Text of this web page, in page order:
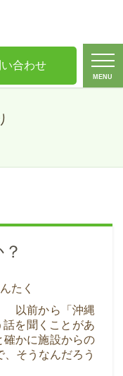
MENU
合わせ
たく
以前から「沖縄
を聞くことがあ
かに施設からの
そうなんだろう